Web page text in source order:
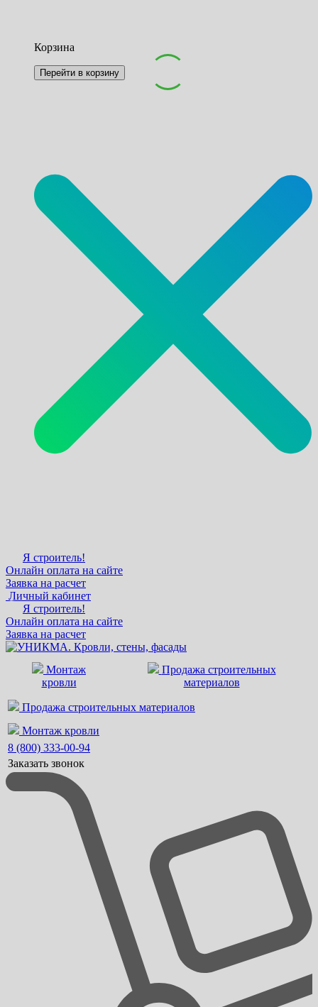
Корзина
Перейти в корзину
Я строитель!
Онлайн оплата на сайте
Заявка на расчет
Личный кабинет
Я строитель!
Онлайн оплата на сайте
Заявка на расчет
Монтаж
кровли
Продажа строительных
материалов
Продажа строительных материалов
Монтаж кровли
8 (800) 333-00-94
Заказать звонок